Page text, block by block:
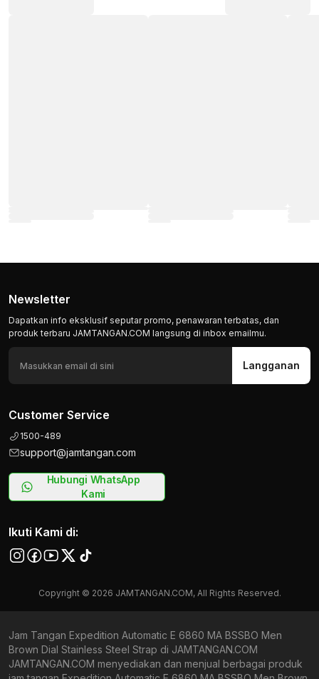
Newsletter
Dapatkan info eksklusif seputar promo, penawaran terbatas, dan
produk terbaru JAMTANGAN.COM langsung di inbox emailmu.
Langganan
Customer Service
1500-489
support@jamtangan.com
Hubungi WhatsApp
Kami
Ikuti Kami di:
Copyright © 2026 JAMTANGAN.COM, All Rights Reserved.
Jam Tangan Expedition Automatic E 6860 MA BSSBO Men
Brown Dial Stainless Steel Strap di JAMTANGAN.COM
JAMTANGAN.COM menyediakan dan menjual berbagai produk